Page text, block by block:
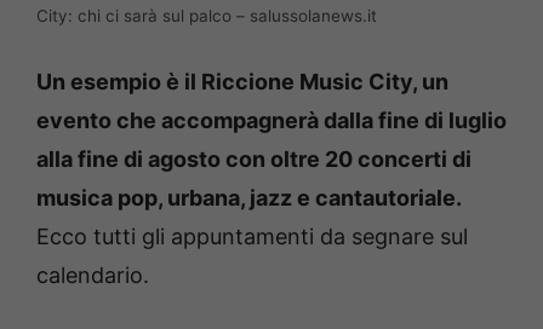
City: chi ci sarà sul palco – salussolanews.it
Un esempio è il Riccione Music City, un
evento che accompagnerà dalla fine di luglio
alla fine di agosto con oltre 20 concerti di
musica pop, urbana, jazz e cantautoriale.
Ecco tutti gli appuntamenti da segnare sul
calendario.